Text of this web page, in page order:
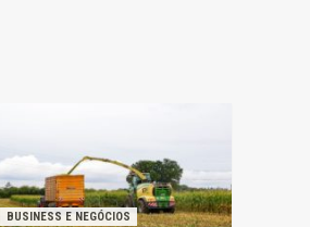
BUSINESS E NEGÓCIOS